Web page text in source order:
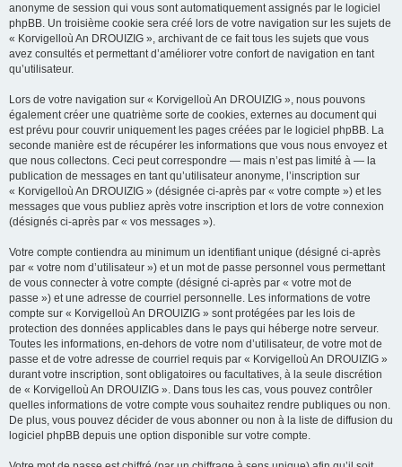
anonyme de session qui vous sont automatiquement assignés par le logiciel
phpBB. Un troisième cookie sera créé lors de votre navigation sur les sujets de
« Korvigelloù An DROUIZIG », archivant de ce fait tous les sujets que vous
avez consultés et permettant d’améliorer votre confort de navigation en tant
qu’utilisateur.
Lors de votre navigation sur « Korvigelloù An DROUIZIG », nous pouvons
également créer une quatrième sorte de cookies, externes au document qui
est prévu pour couvrir uniquement les pages créées par le logiciel phpBB. La
seconde manière est de récupérer les informations que vous nous envoyez et
que nous collectons. Ceci peut correspondre — mais n’est pas limité à — la
publication de messages en tant qu’utilisateur anonyme, l’inscription sur
« Korvigelloù An DROUIZIG » (désignée ci-après par « votre compte ») et les
messages que vous publiez après votre inscription et lors de votre connexion
(désignés ci-après par « vos messages »).
Votre compte contiendra au minimum un identifiant unique (désigné ci-après
par « votre nom d’utilisateur ») et un mot de passe personnel vous permettant
de vous connecter à votre compte (désigné ci-après par « votre mot de
passe ») et une adresse de courriel personnelle. Les informations de votre
compte sur « Korvigelloù An DROUIZIG » sont protégées par les lois de
protection des données applicables dans le pays qui héberge notre serveur.
Toutes les informations, en-dehors de votre nom d’utilisateur, de votre mot de
passe et de votre adresse de courriel requis par « Korvigelloù An DROUIZIG »
durant votre inscription, sont obligatoires ou facultatives, à la seule discrétion
de « Korvigelloù An DROUIZIG ». Dans tous les cas, vous pouvez contrôler
quelles informations de votre compte vous souhaitez rendre publiques ou non.
De plus, vous pouvez décider de vous abonner ou non à la liste de diffusion du
logiciel phpBB depuis une option disponible sur votre compte.